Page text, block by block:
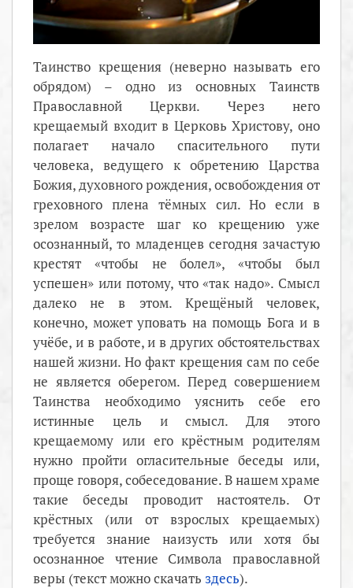
Таинство крещения (неверно называть его
обрядом) – одно из основных Таинств
Православной Церкви. Через него
крещаемый входит в Церковь Христову, оно
полагает начало спасительного пути
человека, ведущего к обретению Царства
Божия, духовного рождения, освобождения от
греховного плена тёмных сил. Но если в
зрелом возрасте шаг ко крещению уже
осознанный, то младенцев сегодня зачастую
крестят «чтобы не болел», «чтобы был
успешен» или потому, что «так надо». Смысл
далеко не в этом. Крещёный человек,
конечно, может уповать на помощь Бога и в
учёбе, и в работе, и в других обстоятельствах
нашей жизни. Но факт крещения сам по себе
не является оберегом. Перед совершением
Таинства необходимо уяснить себе его
истинные цель и смысл. Для этого
крещаемому или его крёстным родителям
нужно пройти огласительные беседы или,
проще говоря, собеседование. В нашем храме
такие беседы проводит настоятель. От
крёстных (или от взрослых крещаемых)
требуется знание наизусть или хотя бы
осознанное чтение Символа православной
веры (текст можно скачать здесь).